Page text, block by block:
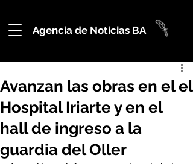
Agencia de Noticias BA
Avanzan las obras en el el
Hospital Iriarte y en el
hall de ingreso a la
guardia del Oller